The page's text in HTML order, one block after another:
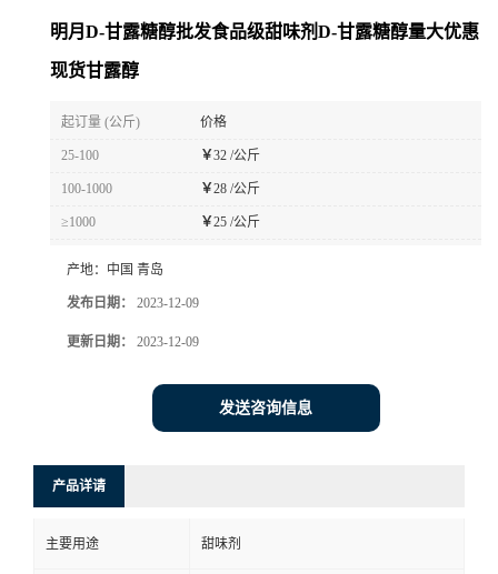
明月D-甘露糖醇批发食品级甜味剂D-甘露糖醇量大优惠
现货甘露醇
起订量 (公斤) 价格
25-100 ￥32 /公斤
100-1000 ￥28 /公斤
≥1000 ￥25 /公斤
产地： 中国 青岛
发布日期： 2023-12-09
更新日期： 2023-12-09
发送咨询信息
产品详请
主要用途 甜味剂